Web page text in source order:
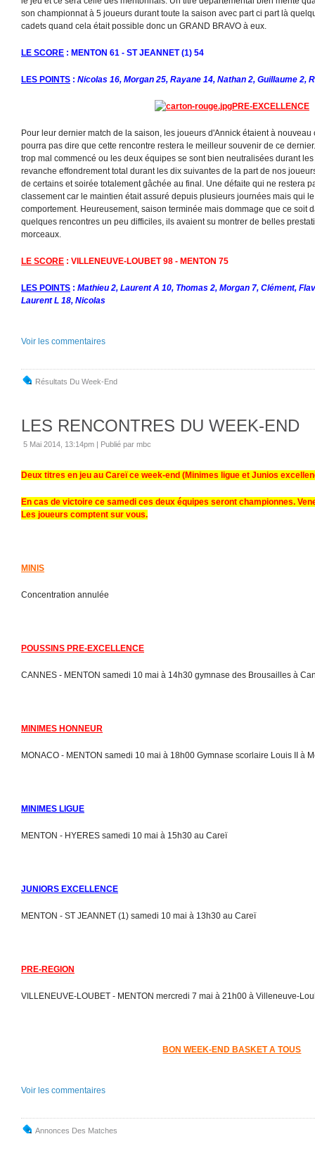
son championnat à 5 joueurs durant toute la saison avec part ci part là
cadets quand cela était possible donc un GRAND BRAVO à eux.
LE SCORE : MENTON 61 - ST JEANNET (1) 54
LES POINTS : Nicolas 16, Morgan 25, Rayane 14, Nathan 2, Guillaume 2,
PRE-EXCELLENCE
Pour leur dernier match de la saison, les joueurs d'Annick étaient à
pourra pas dire que cette rencontre restera le meilleur souvenir de ce
trop mal commencé ou les deux équipes se sont bien neutralisées durant
revanche effondrement total durant les dix suivantes de la part de nos
de certains et soirée totalement gâchée au final. Une défaite qui ne restera
classement car le maintien était assuré depuis plusieurs journées mais qui
comportement. Heureusement, saison terminée mais dommage que ce soit
quelques rencontres un peu difficiles, ils avaient su montrer de belles
morceaux.
LE SCORE : VILLENEUVE-LOUBET 98 - MENTON 75
LES POINTS : Mathieu 2, Laurent A 10, Thomas 2, Morgan 7, Clément,
Laurent L 18, Nicolas
Voir les commentaires
Résultats Du Week-End
LES RENCONTRES DU WEEK-END
5 Mai 2014, 13:14pm | Publié par mbc
Deux titres en jeu au Careï ce week-end (Minimes ligue et Junios
En cas de victoire ce samedi ces deux équipes seront championnes.
Les joueurs comptent sur vous.
MINIS
Concentration annulée
POUSSINS PRE-EXCELLENCE
CANNES - MENTON samedi 10 mai à 14h30 gymnase des Brousailles à
MINIMES HONNEUR
MONACO - MENTON samedi 10 mai à 18h00 Gymnase scorlaire Louis II à
MINIMES LIGUE
MENTON - HYERES samedi 10 mai à 15h30 au Careï
JUNIORS EXCELLENCE
MENTON - ST JEANNET (1) samedi 10 mai à 13h30 au Careï
PRE-REGION
VILLENEUVE-LOUBET - MENTON mercredi 7 mai à 21h00 à Villeneuve-
BON WEEK-END BASKET A TOUS
Voir les commentaires
Annonces Des Matches